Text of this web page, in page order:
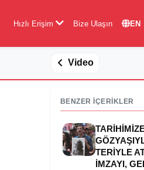
Hızlı Erişim Bize Ulaşın EN
Video
BENZER İÇERİKLER
TERIYLE
IMZAYI,